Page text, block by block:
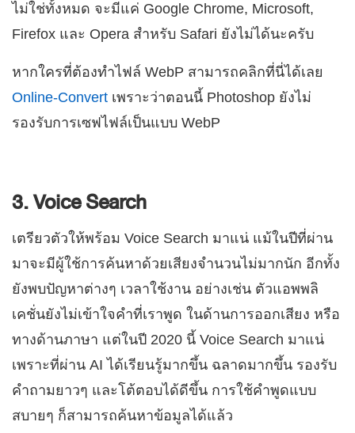
ไม่ใช่ทั้งหมด จะมีแค่ Google Chrome, Microsoft,
Firefox และ Opera สำหรับ Safari ยังไม่ได้นะครับ
หากใครที่ต้องทำไฟล์ WebP สามารถคลิกที่นี่ได้เลย
Online-Convert เพราะว่าตอนนี้ Photoshop ยังไม่
รองรับการเซฟไฟล์เป็นแบบ WebP
3. Voice Search
เตรียวตัวให้พร้อม Voice Search มาแน่ แม้ในปีที่ผ่าน
มาจะมีผู้ใช้การค้นหาด้วยเสียงจำนวนไม่มากนัก อีกทั้ง
ยังพบปัญหาต่างๆ เวลาใช้งาน อย่างเช่น ตัวแอพพลิ
เคชั่นยังไม่เข้าใจคำที่เราพูด ในด้านการออกเสียง หรือ
ทางด้านภาษา แต่ในปี 2020 นี้ Voice Search มาแน่
เพราะที่ผ่าน AI ได้เรียนรู้มากขึ้น ฉลาดมากขึ้น รองรับ
คำถามยาวๆ และโต้ตอบได้ดีขึ้น การใช้คำพูดแบบ
สบายๆ ก็สามารถค้นหาข้อมูลได้แล้ว